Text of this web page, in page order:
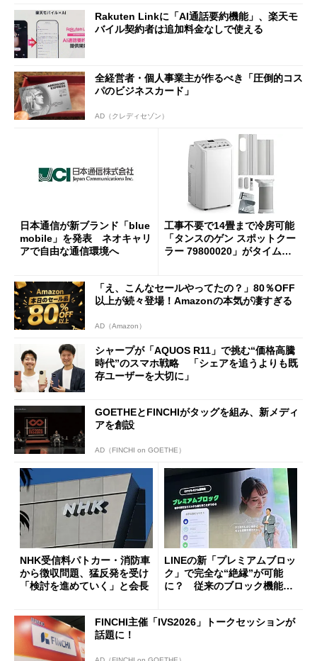
Rakuten Linkに「AI通話要約機能」、楽天モ
バイル契約者は追加料金なしで使える
全経営者・個人事業主が作るべき「圧倒的コス
パのビジネスカード」
AD（クレディセゾン）
日本通信が新ブランド「blue
mobile」を発表 ネオキャリ
アで自由な通信環境へ
工事不要で14畳まで冷房可能
「タンスのゲン スポットクー
ラー 79800020」がタイムセ
「え、こんなセールやってたの？」80％OFF
以上が続々登場！Amazonの本気が凄すぎる
AD（Amazon）
シャープが「AQUOS R11」で挑む“価格高騰
時代”のスマホ戦略 「シェアを追うよりも既
存ユーザーを大切に」
GOETHEとFINCHIがタッグを組み、新メディ
アを創設
AD（FINCHI on GOETHE）
NHK受信料パトカー・消防車
から徴収問題、猛反発を受け
「検討を進めていく」と会長
LINEの新「プレミアムブロッ
ク」で完全な“絶縁”が可能
に？ 従来のブロック機能と
FINCHI主催「IVS2026」トークセッションが
話題に！